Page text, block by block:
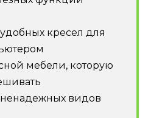
кресел для
мебели, которую
видов